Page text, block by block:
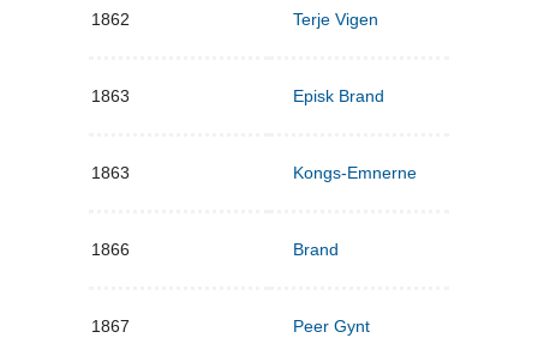
1862 Terje Vigen
1863 Episk Brand
1863 Kongs-Emnerne
1866 Brand
1867 Peer Gynt